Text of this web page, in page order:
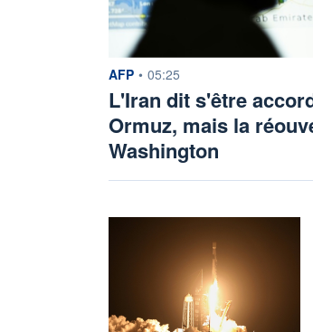
information fournie par
AFP • 05:25
L'Iran dit s'être
Ormuz, mais la
Washington